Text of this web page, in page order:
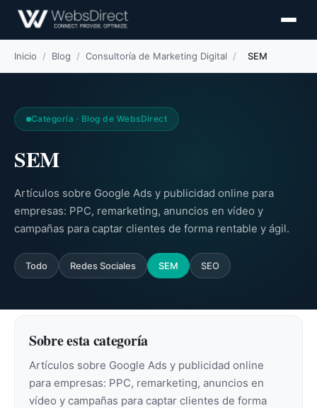
Inicio / Blog / Consultoría de Marketing Digital / SEM
Categoría · Blog de WebsDirect
SEM
Artículos sobre Google Ads y publicidad online para
empresas: PPC, remarketing, anuncios en vídeo y
campañas para captar clientes de forma rentable y ágil.
Todo Redes Sociales SEM SEO
Sobre esta categoría
Artículos sobre Google Ads y publicidad online
para empresas: PPC, remarketing, anuncios en
vídeo y campañas para captar clientes de forma